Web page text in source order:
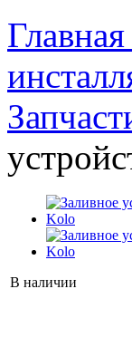
В наличии